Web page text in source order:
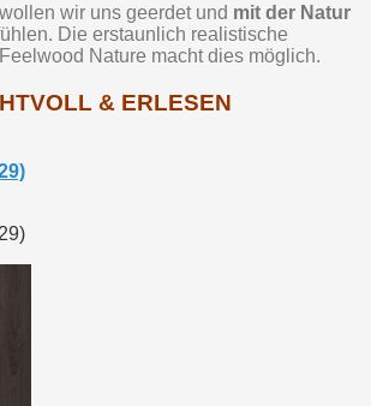
wir uns geerdet und mit der Natur
Die erstaunlich realistische
Nature macht dies möglich.
& ERLESEN